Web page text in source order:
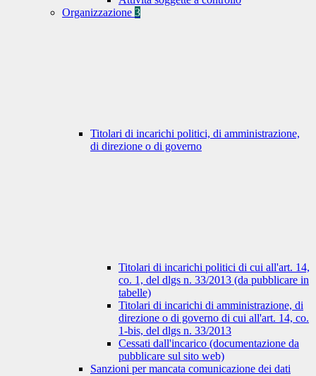
Organizzazione 3
Titolari di incarichi politici, di amministrazione,
di direzione o di governo
Titolari di incarichi politici di cui all'art. 14,
co. 1, del dlgs n. 33/2013 (da pubblicare in
tabelle)
Titolari di incarichi di amministrazione, di
direzione o di governo di cui all'art. 14, co.
1-bis, del dlgs n. 33/2013
Cessati dall'incarico (documentazione da
pubblicare sul sito web)
Sanzioni per mancata comunicazione dei dati